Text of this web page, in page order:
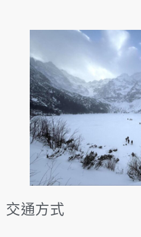
交通方式